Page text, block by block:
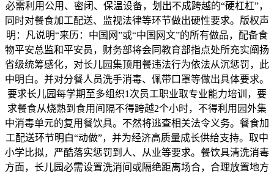
必需利用公用、密闭、保温设备，划出不成跨越的“硬杠杠”，
同时对餐食加工配送、监视法律等环节做出硬性要求。版权声
明：凡说明“来历：中国网”或“中国网文”的所有做品，配备食
物平安总监和平安员，财务部将会同教育部指点处所充实阐扬
省级统筹感化，对长儿园集顶用餐违法行为依法从沉惩罚，此
中明白。并对分餐人员洗手消毒、佩带口罩等做出具体要求。
要求长儿园每学期至多组织1次员工职业取专业能力培训，要
求餐食从烧熟到食用间隔不得跨越2个小时，不得利用园外集
中消毒单元的复用餐饮具。不然将逃查相关法令义务。餐食加
工配送环节明白“动做”，并为经济高质量成长供给支持。取中
小学比拟，严酷落实惩罚到人、从业等要求。餐饮具清洗消毒
方面，长儿园必需设置洗消间或隔绝距离场合，合理放置地方